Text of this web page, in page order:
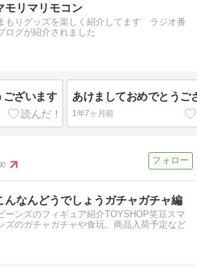
モリマリモコン
もりグッズを楽しく紹介してます ラジオ番
ログが紹介されました
ございます あけましておめでとうご
1年7ヶ月前
んなんどうでしょうガチャガチャ編
ーンズのフィギュア紹介TOYSHOP笑豆スマ
ズのガチャガチャや食玩、商品入荷予定など